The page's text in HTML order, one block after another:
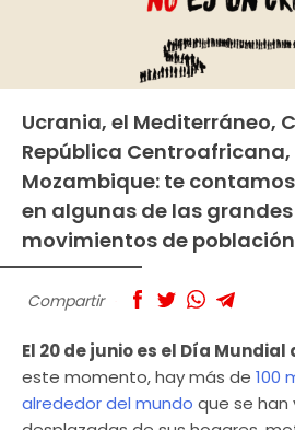
Ucrania, el Mediterráneo,
República Centroafricana,
Mozambique: te
en algunas de las
movimientos de
Compartir
El 20 de junio es el Día
este momento, hay más de 100
alrededor del mundo que se